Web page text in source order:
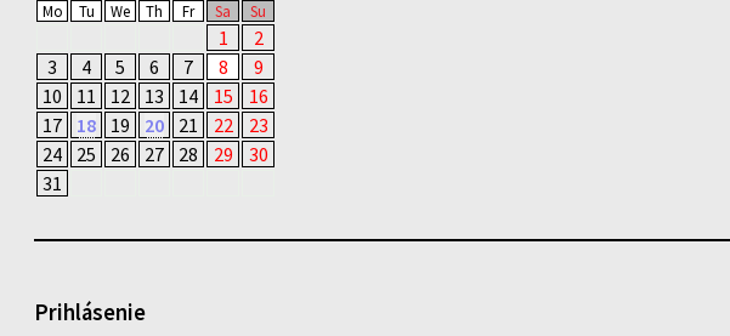
Mo Tu We Th Fr Sa Su
1
2
3
4 5 6 7 8
9
10
11 12 13 14 15
16
17
18 19 20 21 22
23
24
25 26 27 28 29
30
31
Prihlásenie